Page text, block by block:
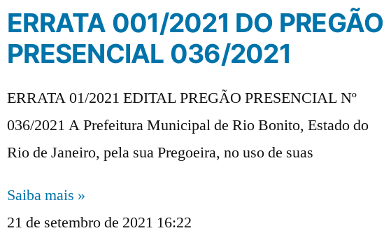
ERRATA 001/2021 DO PREGÃO
PRESENCIAL 036/2021
ERRATA 01/2021 EDITAL PREGÃO PRESENCIAL Nº
036/2021 A Prefeitura Municipal de Rio Bonito, Estado do
Rio de Janeiro, pela sua Pregoeira, no uso de suas
Saiba mais »
21 de setembro de 2021 16:22